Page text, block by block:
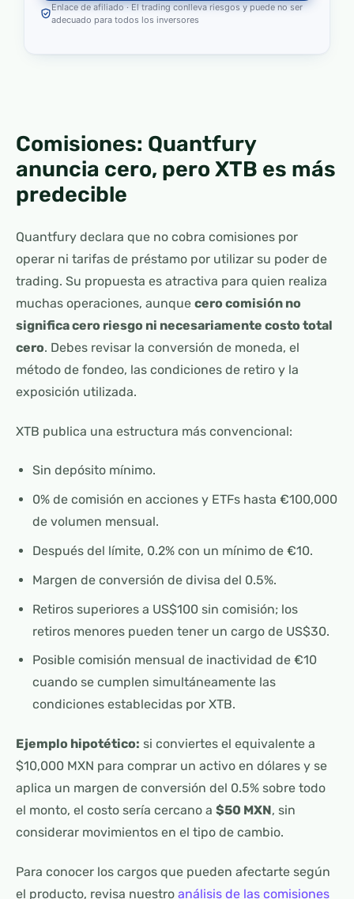
Enlace de afiliado · El trading conlleva riesgos y puede no ser
adecuado para todos los inversores
Comisiones: Quantfury
anuncia cero, pero XTB es más
predecible
Quantfury declara que no cobra comisiones por
operar ni tarifas de préstamo por utilizar su poder de
trading. Su propuesta es atractiva para quien realiza
muchas operaciones, aunque cero comisión no
significa cero riesgo ni necesariamente costo total
cero. Debes revisar la conversión de moneda, el
método de fondeo, las condiciones de retiro y la
exposición utilizada.
XTB publica una estructura más convencional:
Sin depósito mínimo.
0% de comisión en acciones y ETFs hasta €100,000
de volumen mensual.
Después del límite, 0.2% con un mínimo de €10.
Margen de conversión de divisa del 0.5%.
Retiros superiores a US$100 sin comisión; los
retiros menores pueden tener un cargo de US$30.
Posible comisión mensual de inactividad de €10
cuando se cumplen simultáneamente las
condiciones establecidas por XTB.
Ejemplo hipotético: si conviertes el equivalente a
$10,000 MXN para comprar un activo en dólares y se
aplica un margen de conversión del 0.5% sobre todo
el monto, el costo sería cercano a $50 MXN, sin
considerar movimientos en el tipo de cambio.
Para conocer los cargos que pueden afectarte según
el producto, revisa nuestro análisis de las comisiones